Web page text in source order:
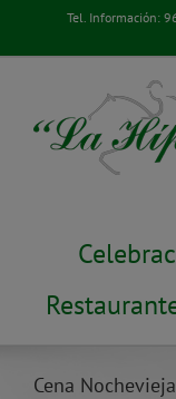
contenido
Tel. Información:
Cena